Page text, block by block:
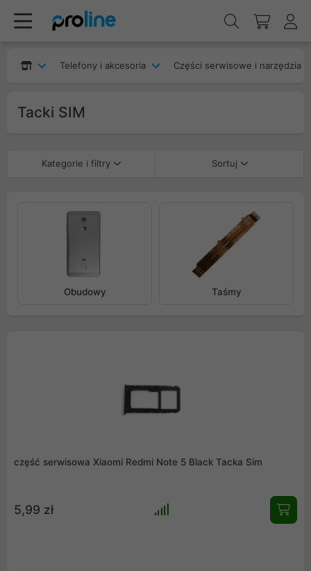
Telefony i akcesoria Części serwisowe i narzędzia
Tacki SIM
Kategorie i filtry Sortuj
Obudowy Taśmy
część serwisowa Xiaomi Redmi Note 5 Black Tacka Sim
5,99 zł